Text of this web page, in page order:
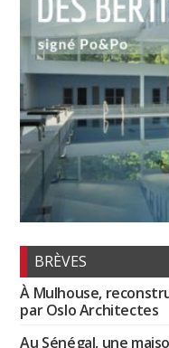
BRÈVES
À Mulhouse,
par Oslo Architectes
Au Sénégal, une